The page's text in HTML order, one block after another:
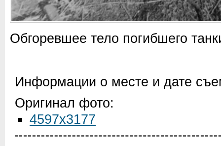
Обгоревшее тело погибшего
Информации о месте и дате
Оригинал фото:
4597x3177